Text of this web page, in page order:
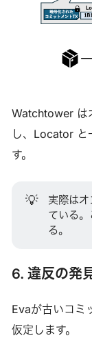
Watchtower は
し、Locator と
す。
💡
実際は
ている
る。
6. 違反の発
Evaが古いコミ
仮定します。